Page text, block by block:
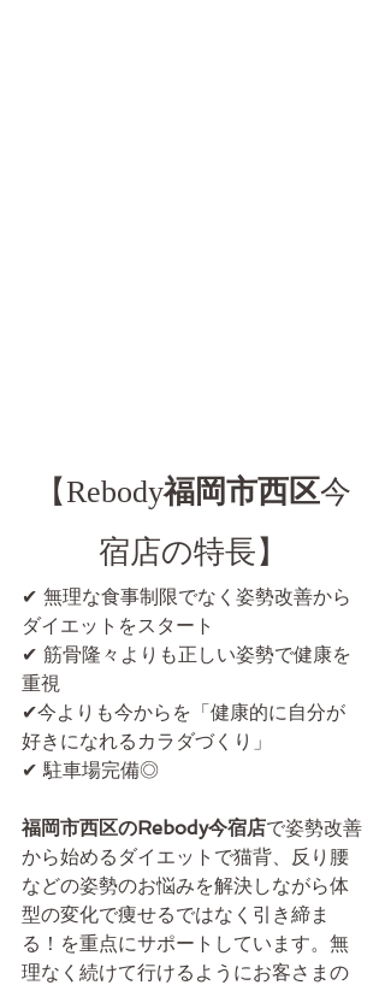
【Rebody福岡市西区今
宿店の特長】
✔ 無理な食事制限でなく姿勢改善から
ダイエットをスタート
✔ 筋骨隆々よりも正しい姿勢で健康を
重視
✔今よりも今からを「健康的に自分が
好きになれるカラダづくり」
✔ 駐車場完備◎
福岡市西区のRebody今宿店で姿勢改善
から始めるダイエットで猫背、反り腰
などの姿勢のお悩みを解決しながら体
型の変化で痩せるではなく引き締ま
る！を重点にサポートしています。無
理なく続けて行けるようにお客さまの